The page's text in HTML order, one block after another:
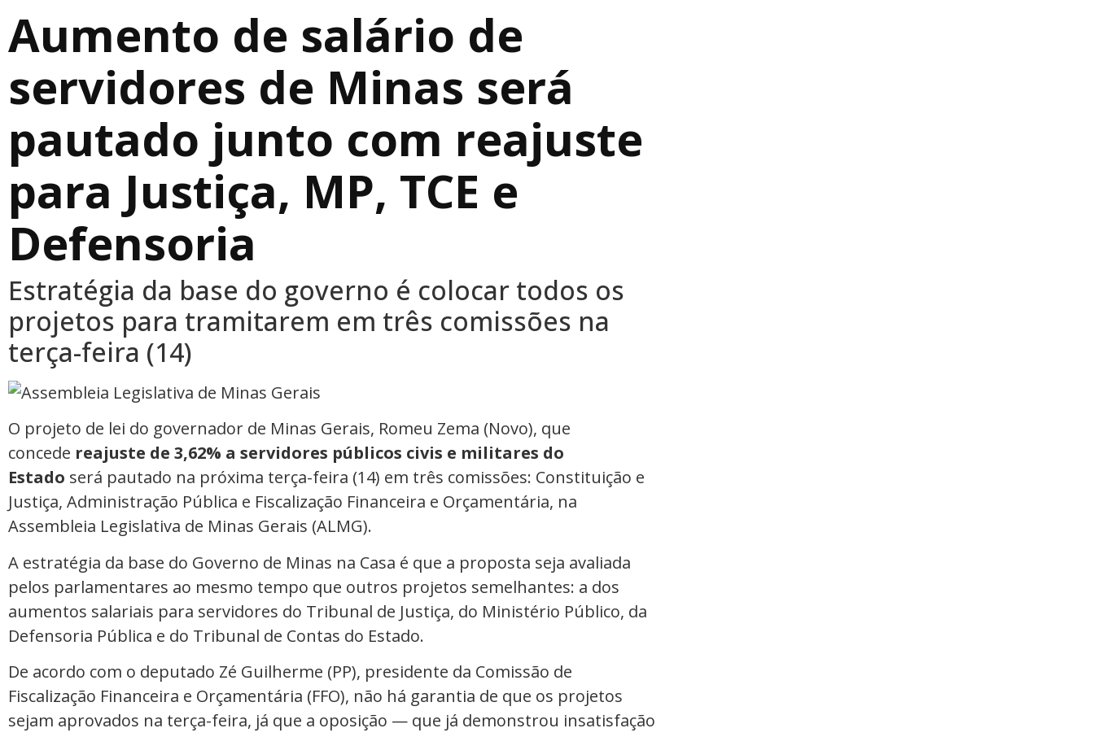
Aumento de salário de
servidores de Minas será
pautado junto com reajuste
para Justiça, MP, TCE e
Defensoria
Estratégia da base do governo é colocar todos os
projetos para tramitarem em três comissões na
terça-feira (14)
O projeto de lei do governador de Minas Gerais, Romeu Zema (Novo), que
concede reajuste de 3,62% a servidores públicos civis e militares do
Estado será pautado na próxima terça-feira (14) em três comissões: Constituição e
Justiça, Administração Pública e Fiscalização Financeira e Orçamentária, na
Assembleia Legislativa de Minas Gerais (ALMG).
A estratégia da base do Governo de Minas na Casa é que a proposta seja avaliada
pelos parlamentares ao mesmo tempo que outros projetos semelhantes: a dos
aumentos salariais para servidores do Tribunal de Justiça, do Ministério Público, da
Defensoria Pública e do Tribunal de Contas do Estado.
De acordo com o deputado Zé Guilherme (PP), presidente da Comissão de
Fiscalização Financeira e Orçamentária (FFO), não há garantia de que os projetos
sejam aprovados na terça-feira, já que a oposição — que já demonstrou insatisfação